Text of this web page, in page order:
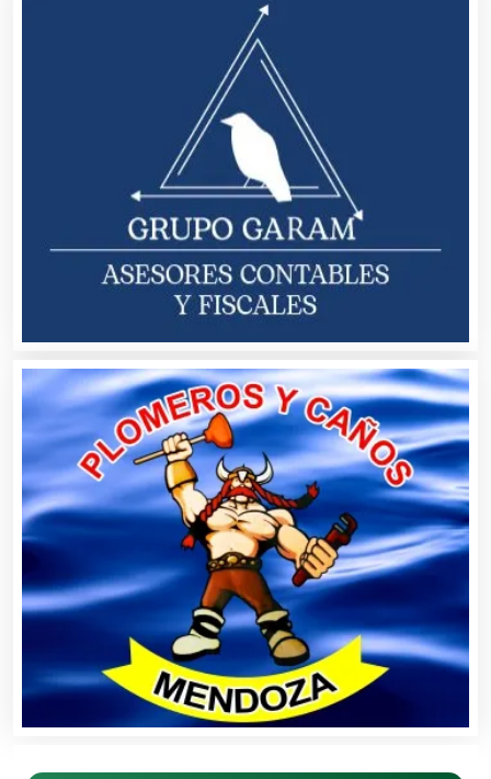
Automatización
Automóviles Nuevos y Usados
Autopartes Eléctricas
Avaluos
Balnearios
Banquetes
Bares y Cantinas